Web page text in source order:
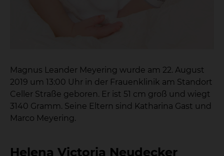
Magnus Leander Meyering wurde am 22. August
2019 um 13:00 Uhr in der Frauenklinik am Standort
Celler Straße geboren. Er ist 51 cm groß und wiegt
3140 Gramm. Seine Eltern sind Katharina Gast und
Marco Meyering.
Helena Victoria Neudecker